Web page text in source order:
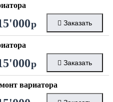
р Заказать
р Заказать
вариатора